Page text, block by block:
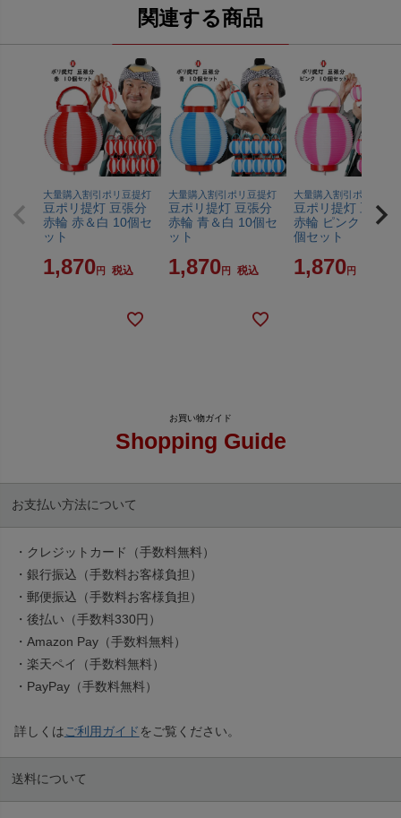
関連する商品
大量購入割引ポリ豆提灯
豆ポリ提灯 豆張分
赤輪 赤＆白 10個セ
ット
1,870 税込
大量購入割引ポリ豆提灯
豆ポリ提灯 豆張分
赤輪 青＆白 10個セ
ット
1,870 税込
大量購入割引ポリ豆提灯
豆ポリ提灯 豆張分
赤輪 ピンク＆白
個セット
1,870
Shopping Guide
お支払い方法について
・クレジットカード（手数料無料）
・銀行振込（手数料お客様負担）
・郵便振込（手数料お客様負担）
・後払い（手数料330円）
・Amazon Pay（手数料無料）
・楽天ペイ（手数料無料）
・PayPay（手数料無料）
詳しくはご利用ガイド をご覧ください。
送料について